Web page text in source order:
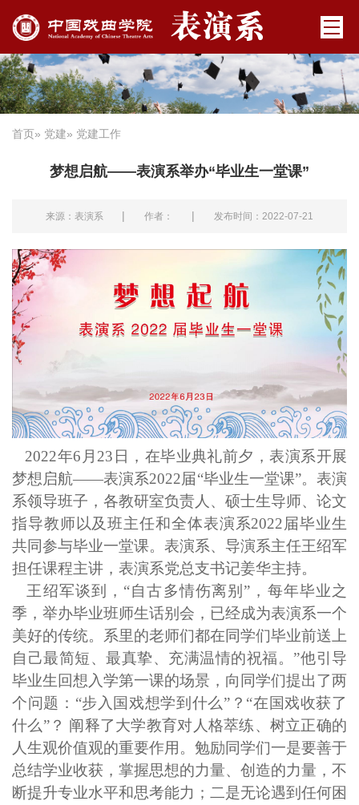
首页» 党建» 党建工作
梦想启航——表演系举办“毕业生一堂课”
来源：表演系 | 作者： | 发布时间：2022-07-21
2022年6月 23 日 ， 在毕业典礼前夕，表演系开展
梦想 启航——表演系2022届“毕业生一堂课”。表演
系领导班子，各教研室负责人 、硕士生导师、 论文
指导教师以及班主任和全体表演系2022届毕业生
共同参与毕业一堂课。 表演系、导演系主任王绍军
担任课程主讲，表演系党总支书记姜华主持。
王绍军谈到 ， “自古多情伤离别”，每年毕业之
季，举办毕业班师生话别会，已经成为表演系一个
美好的传统。系里的老师们都在同学们毕业前送上
自己最简短、最真挚、充满温情的祝福。”他引导
毕业生回想 入学第一课的场景， 向 同学们提出了两
个问题 ： “步入 国戏想学到什么”？“在 国戏收获了
什么”？ 阐释了大学教育对 人格萃练、 树立正确的
人生观价值观的重要作用。 勉励同学们一是要善于
总结学业收获 ， 掌握思想的力量、创造的力量， 不
断提升专业水平和思考能力；二是无论遇到任何困